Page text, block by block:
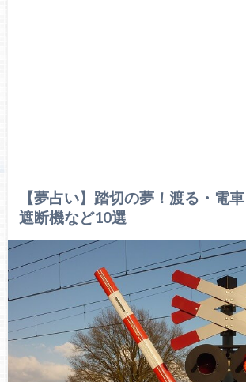
【夢占い】踏切の夢！渡る・電
遮断機など10選